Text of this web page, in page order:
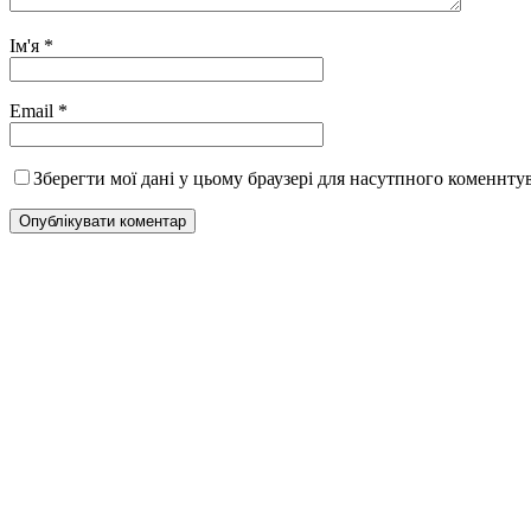
Ім'я *
Email *
Зберегти мої дані у цьому браузері для насутпного